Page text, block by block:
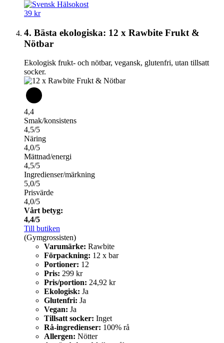
39 kr
4. Bästa ekologiska: 12 x Rawbite Frukt &
Nötbar
Ekologisk frukt- och nötbar, vegansk, glutenfri, utan tillsatt
socker.
4,4
Smak/konsistens
4,5/5
Näring
4,0/5
Mättnad/energi
4,5/5
Ingredienser/märkning
5,0/5
Prisvärde
4,0/5
Vårt betyg:
4,4/5
Till butiken
(Gymgrossisten)
Varumärke: Rawbite
Förpackning: 12 x bar
Portioner: 12
Pris: 299 kr
Pris/portion: 24,92 kr
Ekologisk: Ja
Glutenfri: Ja
Vegan: Ja
Tillsatt socker: Inget
Rå-ingredienser: 100% rå
Allergen: Nötter